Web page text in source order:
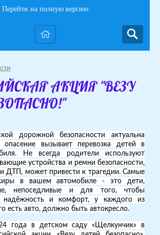
Перейти на полную версию
АКЦИЯ "ВЕЗУ
дорожной безопасности актуальна
опасение вызывает перевозка детей в
Не всегда родители используют
устройства и ремни безопасности,
ДТП, может привести к трагедии. Самые
в вашем автомобиле - это дети,
непоседливые и для того, чтобы
надёжность и комфорт, у каждого из
есть авто, должно быть автокресло.
года в детском саду «Щелкунчик» в